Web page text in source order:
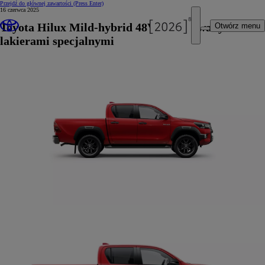
Przejdź do głównej zawartości (Press Enter)
Otwórz menu
16 czerwca 2025
Toyota Hilux Mild-hybrid 48V z limitowanymi
lakierami specjalnymi